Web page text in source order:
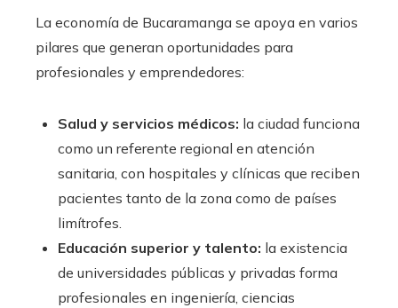
La economía de Bucaramanga se apoya en varios
pilares que generan oportunidades para
profesionales y emprendedores:
Salud y servicios médicos: la ciudad funciona
como un referente regional en atención
sanitaria, con hospitales y clínicas que reciben
pacientes tanto de la zona como de países
limítrofes.
Educación superior y talento: la existencia
de universidades públicas y privadas forma
profesionales en ingeniería, ciencias